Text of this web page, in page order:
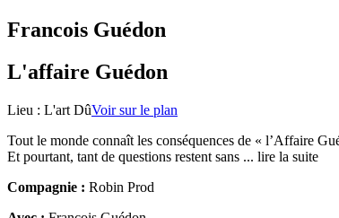
Francois Guédon
L'affaire Guédon
Lieu : L'art DûVoir sur le plan
Tout le monde connaît les conséquences de « l’Affaire
Et pourtant, tant de questions restent sans ... lire la suite
Compagnie : Robin Prod